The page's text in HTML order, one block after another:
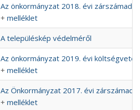
Az önkormányzat 2018. évi
+ melléklet
A településkép védelméről
Az önkormányzat 2019. évi
+ melléklet
Az Önkormányzat 2017. évi
+ melléklet